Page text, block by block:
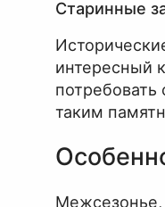
Старинные
интересный
таким
Межсезонье,